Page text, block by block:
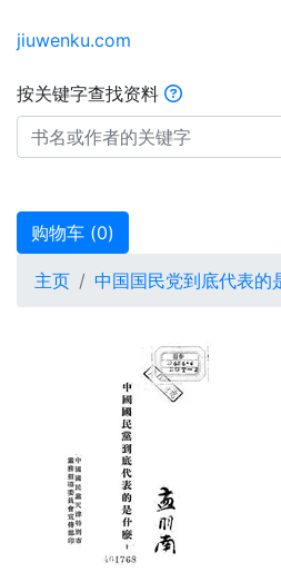
jiuwenku.com
按关键字查找资料
购物车 (0)
主页 中国国民党到底代表的